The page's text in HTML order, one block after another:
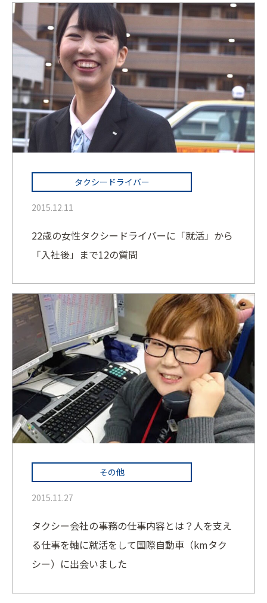
タクシードライバー
2015.12.11
22歳の女性タクシードライバーに「就活」から
「入社後」まで12の質問
その他
2015.11.27
タクシー会社の事務の仕事内容とは？人を支え
る仕事を軸に就活をして国際自動車（kmタク
シー）に出会いました